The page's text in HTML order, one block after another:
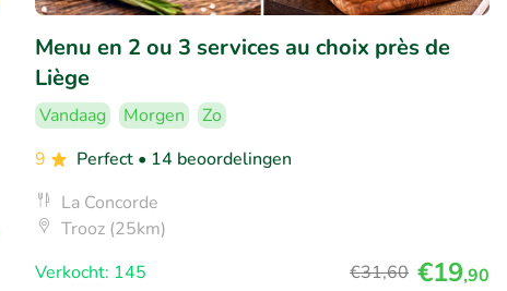
Menu en 2 ou 3 services au choix près de
Liège
Vandaag Morgen
Zo
9
Perfect • 14 beoordelingen
La Concorde
Trooz (25km)
Verkocht: 145
€31,60 €19,90